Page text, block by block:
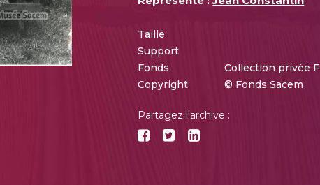
Taille
Support
Fonds
Collection privée
Copyright
© Fonds Sacem
Partagez l'archive :